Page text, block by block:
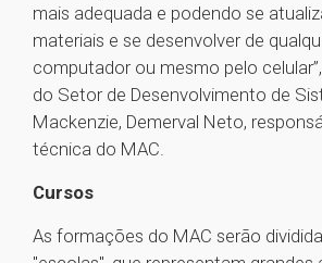
mais adequada e podendo se
materiais e se desenvolver de
computador ou mesmo pelo
do Setor de Desenvolvimento de
Mackenzie, Demerval Neto,
técnica do MAC.
Cursos
As formações do MAC serão